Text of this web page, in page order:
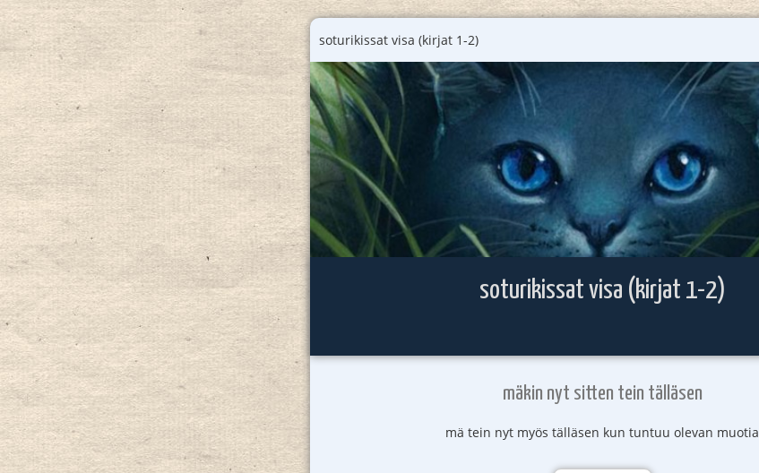
soturikissat visa (kirjat 1-2)
soturikissat visa (kirjat 1-2)
mäkin nyt sitten tein tälläsen
mä tein nyt myös tälläsen kun tuntuu olevan muotia